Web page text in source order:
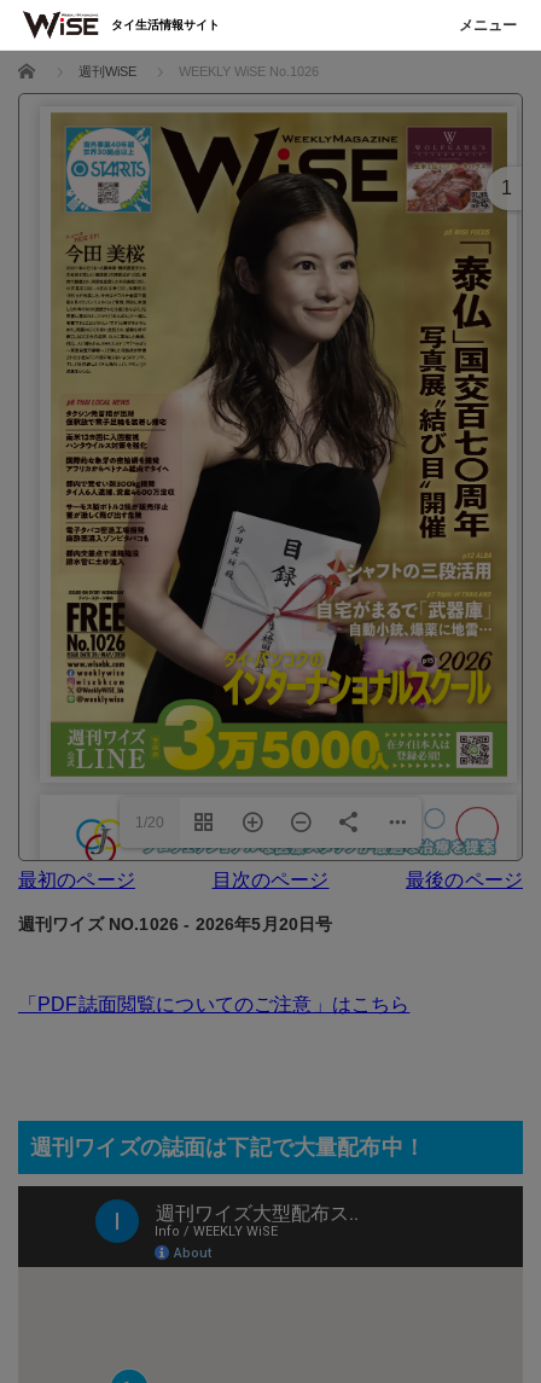
ホーム 週刊WiSE WEEKLY WiSE No.1026
1
1/20
最初のページ 目次のページ 最後のページ
週刊ワイズ NO.1026 - 2026年5月20日号
「PDF誌面閲覧についてのご注意」はこちら
週刊ワイズの誌面は下記で大量配布中！
タイ生活情報サイト